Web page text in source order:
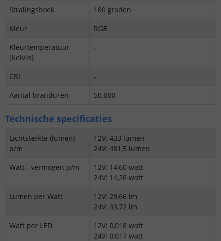
Stralingshoek
180 graden
Kleur
RGB
Kleurtemperatuur
(Kelvin)
-
CRI
-
Aantal branduren
50.000
Technische specificaties
Lichtsterkte (lumen)
p/m
12V: 433 lumen
24V: 481,5 lumen
Watt - vermogen p/m
12V: 14,60 watt
24V: 14,28 watt
Lumen per Watt
12V: 29,66 lm
24V: 33,72 lm
Watt per LED
12V: 0,018 watt
24V: 0,017 watt